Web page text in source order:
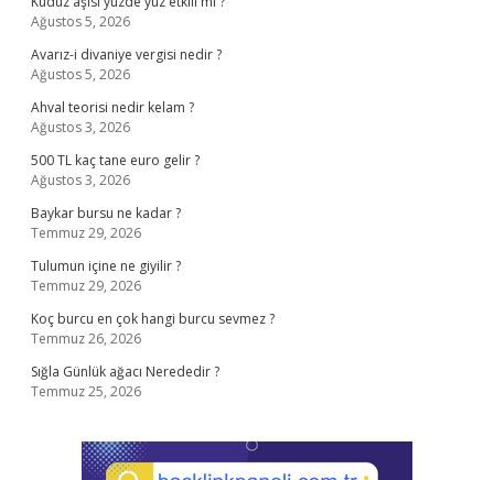
Ağustos 5, 2026
Avarız-i divaniye vergisi nedir ?
Ağustos 5, 2026
Ahval teorisi nedir kelam ?
Ağustos 3, 2026
500 TL kaç tane euro gelir ?
Ağustos 3, 2026
Baykar bursu ne kadar ?
Temmuz 29, 2026
Tulumun içine ne giyilir ?
Temmuz 29, 2026
Koç burcu en çok hangi burcu sevmez ?
Temmuz 26, 2026
Sığla Günlük ağacı Nerededir ?
Temmuz 25, 2026